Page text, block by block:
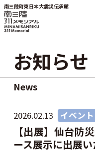
南三陸町東日本大震災伝承館
お知らせ
News
2026.02.13 イベント
【出展】仙台防
ース展示に出展